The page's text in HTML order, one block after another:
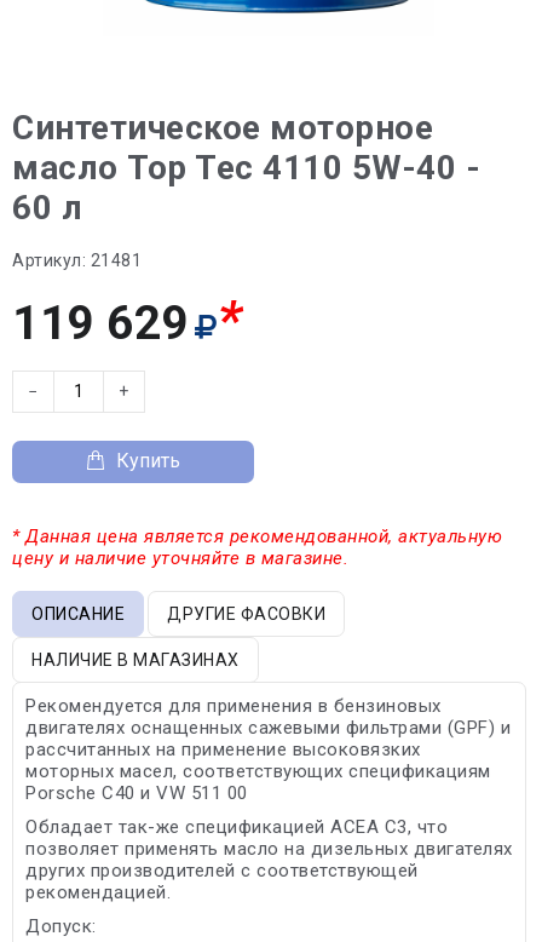
Синтетическое моторное
масло Top Tec 4110 5W-40 -
60 л
Артикул: 21481
119 629 *
− +
Купить
* Данная цена является рекомендованной, актуальную
цену и наличие уточняйте в магазине.
ОПИСАНИЕ ДРУГИЕ ФАСОВКИ
НАЛИЧИЕ В МАГАЗИНАХ
Рекомендуется для применения в бензиновых
двигателях оснащенных сажевыми фильтрами (GPF) и
рассчитанных на применение высоковязких
моторных масел, соответствующих спецификациям
Porsche C40 и VW 511 00
Обладает так-же спецификацией ACEA C3, что
позволяет применять масло на дизельных двигателях
других производителей с соответствующей
рекомендацией.
Допуск: